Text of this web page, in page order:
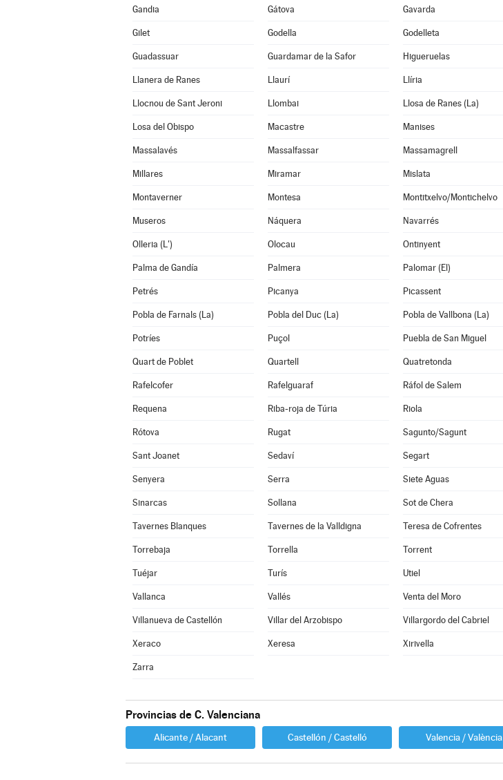
Gandia Gátova Gavarda
Gilet Godella Godelleta
Guadassuar Guardamar de la Safor Higueruelas
Llanera de Ranes Llaurí Llíria
Llocnou de Sant Jeroni Llombai Llosa de Ranes (La)
Losa del Obispo Macastre Manises
Massalavés Massalfassar Massamagrell
Millares Miramar Mislata
Montaverner Montesa Montitxelvo/Montichelvo
Museros Náquera Navarrés
Olleria (L') Olocau Ontinyent
Palma de Gandía Palmera Palomar (El)
Petrés Picanya Picassent
Pobla de Farnals (La) Pobla del Duc (La) Pobla de Vallbona (La)
Potríes Puçol Puebla de San Miguel
Quart de Poblet Quartell Quatretonda
Rafelcofer Rafelguaraf Ráfol de Salem
Requena Riba-roja de Túria Riola
Rótova Rugat Sagunto/Sagunt
Sant Joanet Sedaví Segart
Senyera Serra Siete Aguas
Sinarcas Sollana Sot de Chera
Tavernes Blanques Tavernes de la Valldigna Teresa de Cofrentes
Torrebaja Torrella Torrent
Tuéjar Turís Utiel
Vallanca Vallés Venta del Moro
Villanueva de Castellón Villar del Arzobispo Villargordo del Cabriel
Xeraco Xeresa Xirivella
Zarra
Provincias de C. Valenciana
Alicante / Alacant Castellón / Castelló Valencia / València